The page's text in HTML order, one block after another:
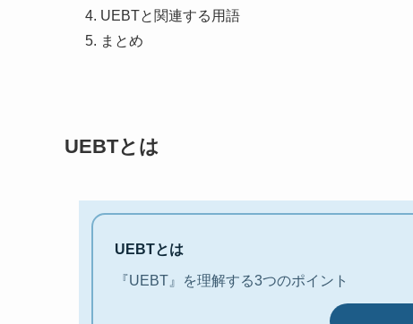
UEBTと関連する用語
まとめ
UEBTとは
UEBTとは
『UEBT』を理解する3つのポイント